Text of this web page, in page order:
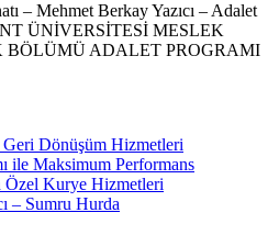
– Mehmet Berkay Yazıcı – Adalet
ÜNİVERSİTESİ MESLEK
ADALET PROGRAMI
Dönüşüm Hizmetleri
ile Maksimum Performans
Kurye Hizmetleri
– Sumru Hurda